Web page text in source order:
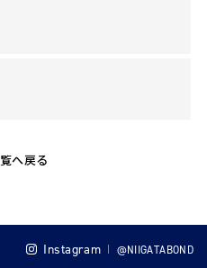
へ戻る
Instagram @NIIGATABOND